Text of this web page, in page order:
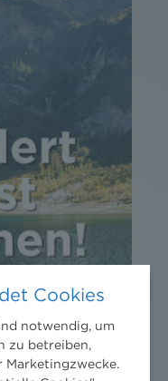
Cookies
notwendig, um
zu betreiben,
Marketingzwecke.